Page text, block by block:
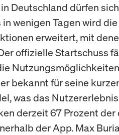
Deutschland dürfen
wenigen Tagen wird
erweitert, mit
offizielle Startschuss
bekannt für seine
was das
derzeit 67 Prozent
der App. Max